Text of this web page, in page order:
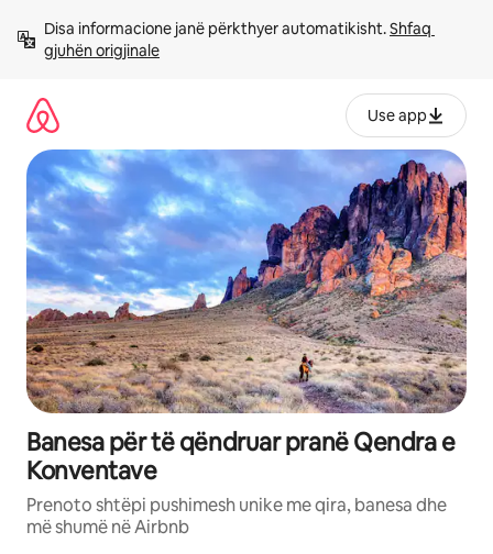
përmbajtja
Disa informacione janë përkthyer automatikisht. Shfaq
gjuhën origjinale
Use app
Banesa për të qëndruar pranë Qendra e
Konventave
Prenoto shtëpi pushimesh unike me qira, banesa dhe
më shumë në Airbnb